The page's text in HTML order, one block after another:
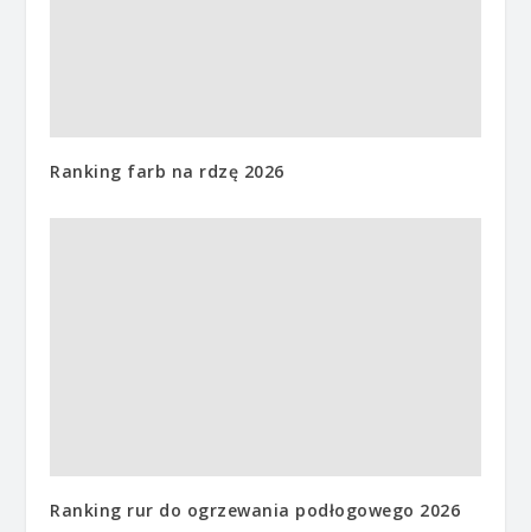
Ranking farb na rdzę 2026
Ranking rur do ogrzewania podłogowego 2026